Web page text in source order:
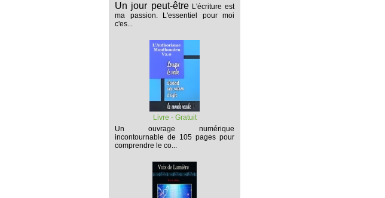
Un jour peut-être L'écriture est
ma passion. L'essentiel pour moi
c'es...
Livre - Gratuit
Un ouvrage numérique
incontournable de 105 pages pour
comprendre le co...